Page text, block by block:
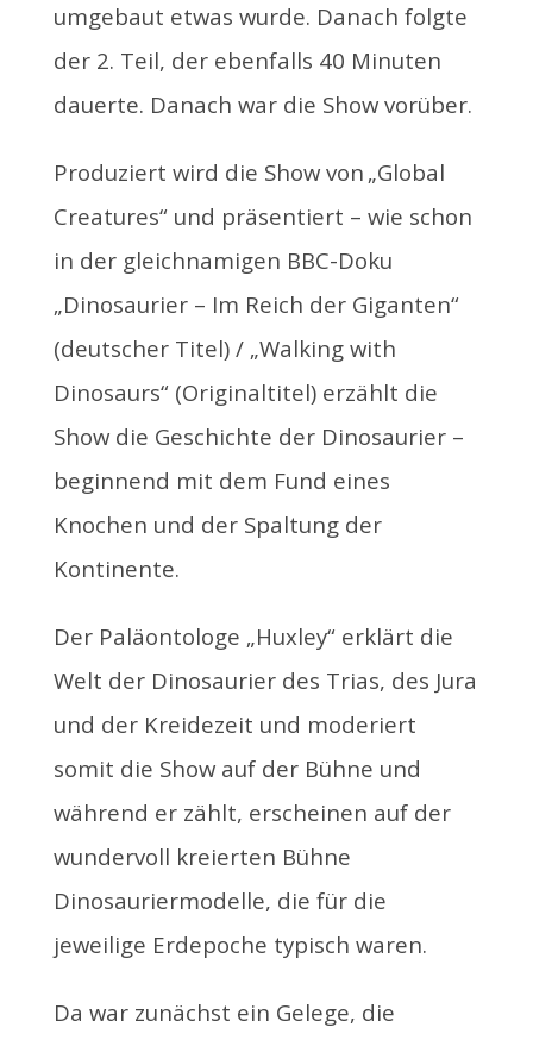
umgebaut etwas wurde. Danach folgte
der 2. Teil, der ebenfalls 40 Minuten
dauerte. Danach war die Show vorüber.
Produziert wird die Show von „Global
Creatures“ und präsentiert – wie schon
in der gleichnamigen BBC-Doku
„Dinosaurier – Im Reich der Giganten“
(deutscher Titel) / „Walking with
Dinosaurs“ (Originaltitel) erzählt die
Show die Geschichte der Dinosaurier –
beginnend mit dem Fund eines
Knochen und der Spaltung der
Kontinente.
Der Paläontologe „Huxley“ erklärt die
Welt der Dinosaurier des Trias, des Jura
und der Kreidezeit und moderiert
somit die Show auf der Bühne und
während er zählt, erscheinen auf der
wundervoll kreierten Bühne
Dinosauriermodelle, die für die
jeweilige Erdepoche typisch waren.
Da war zunächst ein Gelege, die